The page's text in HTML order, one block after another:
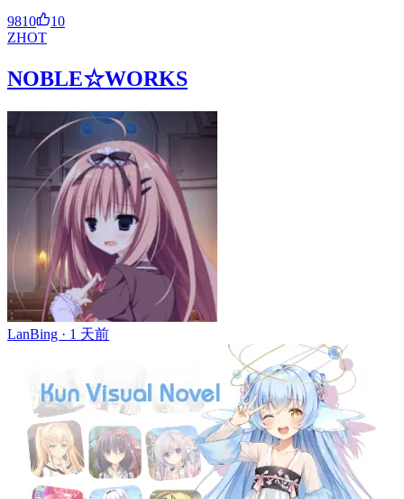
9810
10
ZHOT
NOBLE☆WORKS
LanBing · 1 天前